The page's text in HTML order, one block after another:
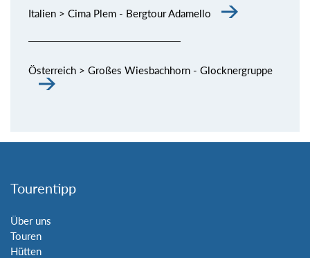
Italien > Cima Plem - Bergtour Adamello
Österreich > Großes Wiesbachhorn - Glocknergruppe
Tourentipp
Über uns
Touren
Hütten